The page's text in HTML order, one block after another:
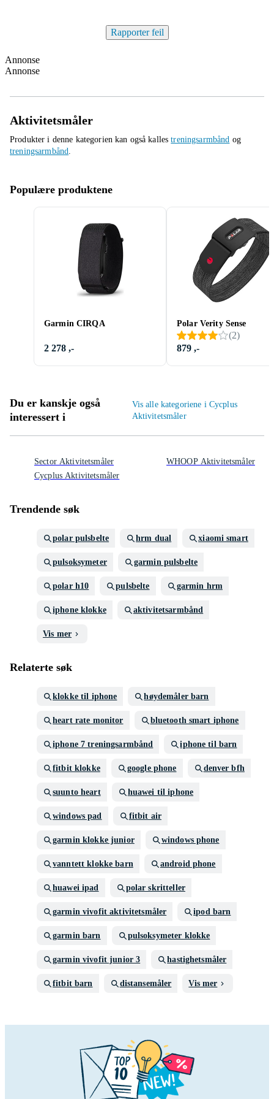
Rapporter feil
Annonse
Annonse
Aktivitetsmåler
Produkter i denne kategorien kan også kallestreningsarmbånd og
treningsarmbånd.
Populære produktene
Garmin CIRQA
2 278 ,-
Polar Verity Sense
(2)
879 ,-
Du er kanskje også
interessert i
Vis alle kategoriene i Cycplus
Aktivitetsmåler
Sector Aktivitetsmåler
Cycplus Aktivitetsmåler
WHOOP Aktivitetsmåler
Trendende søk
polar pulsbelte hrm dual xiaomi smart
pulsoksymeter garmin pulsbelte
polar h10 pulsbelte garmin hrm
iphone klokke aktivitetsarmbånd
Vis mer
Relaterte søk
klokke til iphone høydemåler barn
heart rate monitor bluetooth smart iphone
iphone 7 treningsarmbånd iphone til barn
fitbit klokke google phone denver bfh
suunto heart huawei til iphone
windows pad fitbit air
garmin klokke junior windows phone
vanntett klokke barn android phone
huawei ipad polar skritteller
garmin vivofit aktivitetsmåler ipod barn
garmin barn pulsoksymeter klokke
garmin vivofit junior 3 hastighetsmåler
fitbit barn distansemåler Vis mer